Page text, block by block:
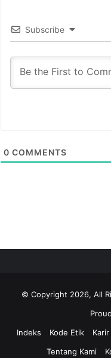
Subscribe
0 COMMENTS
© Copyright 2026, All
Indeks
Kode Etik Karir
Tentang Kami